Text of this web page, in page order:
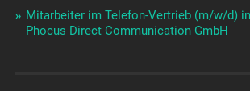
Mitarbeiter im Telefon-Vertrieb (m/w/d)
Phocus Direct Communication GmbH